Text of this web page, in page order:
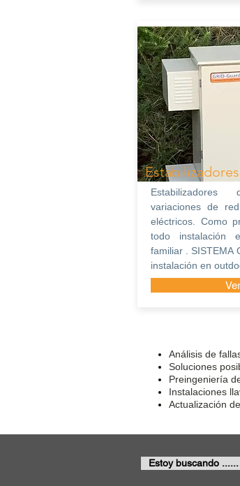
Estabilizadores
variaciones de
eléctricos. Como
todo instalación
familiar . SISTEMA
instalación en
Análisis de
Soluciones
Preingeniería
Instalaciones
Actualización
Estoy buscando ......